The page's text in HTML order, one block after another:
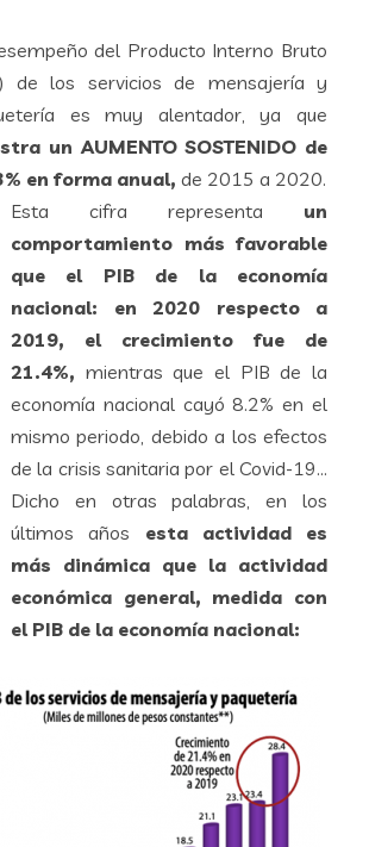
del Producto Interno Bruto
de los servicios de mensajería y
es muy alentador, ya que
un AUMENTO SOSTENIDO de
en forma anual, de 2015 a 2020.
Esta cifra representa un
comportamiento más favorable
que el PIB de la economía
nacional: en 2020 respecto a
2019, el crecimiento fue de
21.4%, mientras que el PIB de la
economía nacional cayó 8.2% en el
mismo periodo, debido a los efectos
de la crisis sanitaria por el Covid-19…
Dicho en otras palabras, en los
últimos años esta actividad es
más dinámica que la actividad
económica general, medida con
el PIB de la economía nacional: